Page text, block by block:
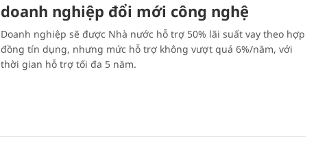
doanh nghiệp đổi mới công nghệ
Doanh nghiệp sẽ được Nhà nước hỗ trợ 50% lãi suất vay theo hợp
đồng tín dụng, nhưng mức hỗ trợ không vượt quá 6%/năm, với
thời gian hỗ trợ tối đa 5 năm.